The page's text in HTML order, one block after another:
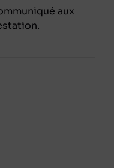
aux